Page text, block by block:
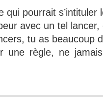
pourrait s’intituler
avec un tel
tu as beaucoup
une règle, ne